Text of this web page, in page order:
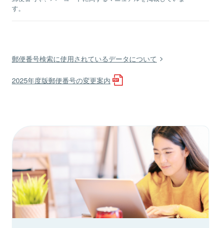
す。
郵便番号検索に使用されているデータについて
2025年度版郵便番号の変更案内